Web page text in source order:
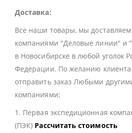
Доставка:
Все наши товары, мы
компаниями "Деловые линии" и
в Новосибирске в любой уголок
Федерации. По желанию
отправить заказ Любыми
компаниями:
1. Первая экспедиционная
(ПЭК) Рассчитать стоимость